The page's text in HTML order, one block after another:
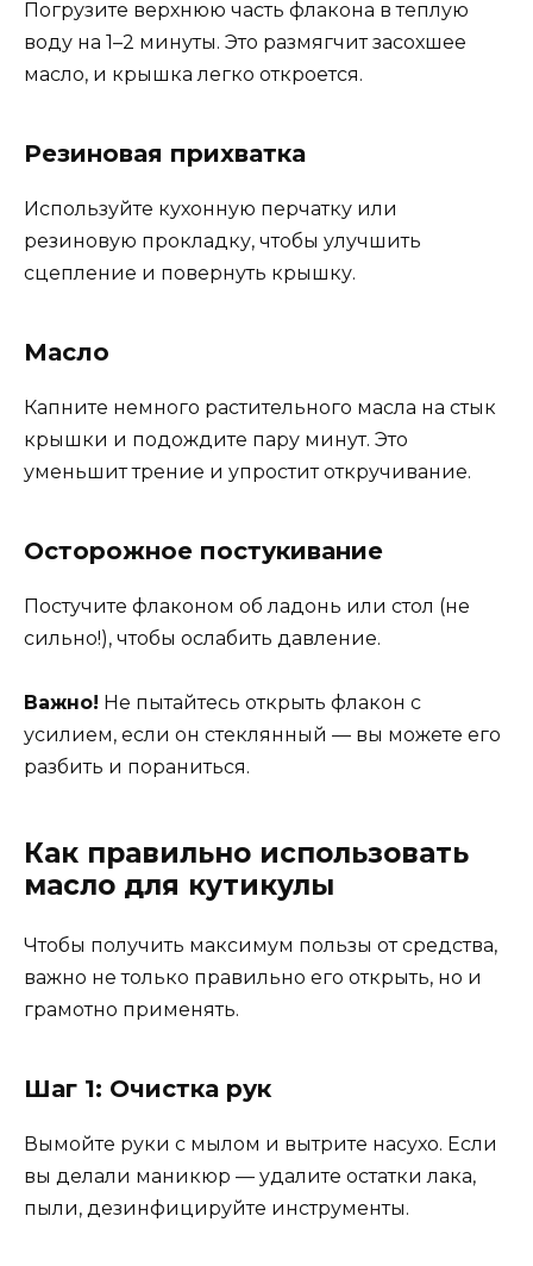
Погрузите верхнюю часть флакона в теплую
воду на 1–2 минуты. Это размягчит засохшее
масло, и крышка легко откроется.
Резиновая прихватка
Используйте кухонную перчатку или
резиновую прокладку, чтобы улучшить
сцепление и повернуть крышку.
Масло
Капните немного растительного масла на стык
крышки и подождите пару минут. Это
уменьшит трение и упростит откручивание.
Осторожное постукивание
Постучите флаконом об ладонь или стол (не
сильно!), чтобы ослабить давление.
Важно! Не пытайтесь открыть флакон с
усилием, если он стеклянный — вы можете его
разбить и пораниться.
Как правильно использовать
масло для кутикулы
Чтобы получить максимум пользы от средства,
важно не только правильно его открыть, но и
грамотно применять.
Шаг 1: Очистка рук
Вымойте руки с мылом и вытрите насухо. Если
вы делали маникюр — удалите остатки лака,
пыли, дезинфицируйте инструменты.